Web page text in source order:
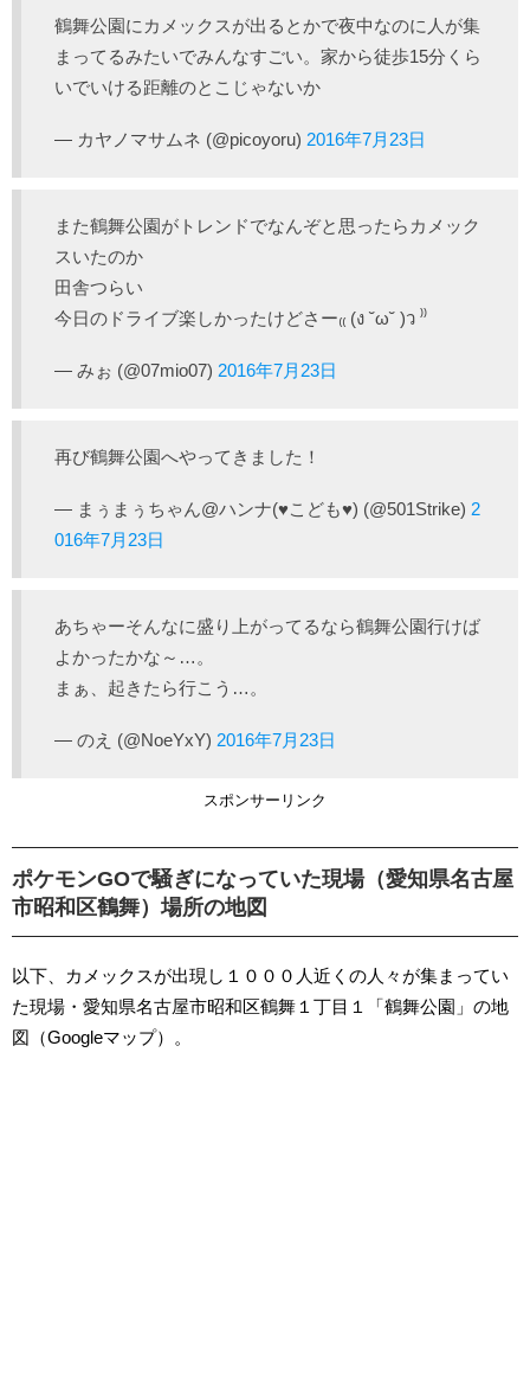
鶴舞公園にカメックスが出るとかで夜中なのに人が集
まってるみたいでみんなすごい。家から徒歩15分くら
いでいける距離のとこじゃないか
— カヤノマサムネ (@picoyoru) 2016年7月23日
また鶴舞公園がトレンドでなんぞと思ったらカメック
スいたのか
田舎つらい
今日のドライブ楽しかったけどさー₍₍ (ง ˘ω˘ )ว ⁾⁾
— みぉ (@07mio07) 2016年7月23日
再び鶴舞公園へやってきました！
— まぅまぅちゃん@ハンナ(♥こども♥) (@501Strike) 2
016年7月23日
あちゃーそんなに盛り上がってるなら鶴舞公園行けば
よかったかな～…。
まぁ、起きたら行こう…。
— のえ (@NoeYxY) 2016年7月23日
スポンサーリンク
ポケモンGOで騒ぎになっていた現場（愛知県名古屋
市昭和区鶴舞）場所の地図
以下、カメックスが出現し１０００人近くの人々が集まってい
た現場・愛知県名古屋市昭和区鶴舞１丁目１「鶴舞公園」の地
図（Googleマップ）。